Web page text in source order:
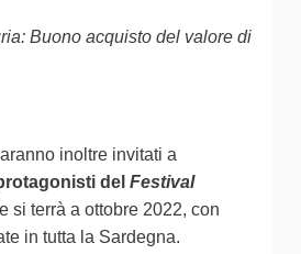
Buono acquisto del valore di
inoltre invitati a
del Festival
si terrà a ottobre 2022, con
in tutta la Sardegna.